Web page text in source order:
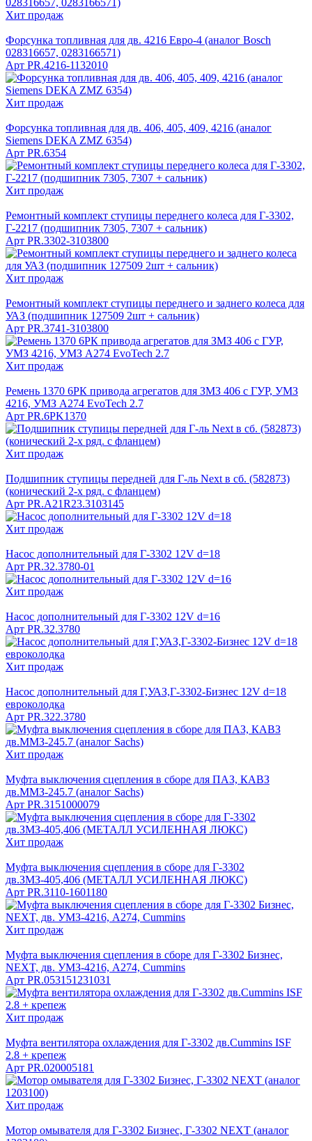
Хит продаж
Форсунка топливная для дв. 4216 Евро-4 (аналог Bosch
028316657, 0283166571)
Арт PR.4216-1132010
Хит продаж
Форсунка топливная для дв. 406, 405, 409, 4216 (аналог
Siemens DEKA ZMZ 6354)
Арт PR.6354
Хит продаж
Ремонтный комплект ступицы переднего колеса для Г-3302,
Г-2217 (подшипник 7305, 7307 + сальник)
Арт PR.3302-3103800
Хит продаж
Ремонтный комплект ступицы переднего и заднего колеса для
УАЗ (подшипник 127509 2шт + сальник)
Арт PR.3741-3103800
Хит продаж
Ремень 1370 6PК привода агрегатов для ЗМЗ 406 c ГУP, УМЗ
4216, УМЗ A274 EvoTech 2.7
Арт PR.6PK1370
Хит продаж
Подшипник ступицы передней для Г-ль Next в сб. (582873)
(конический 2-х ряд. с фланцем)
Арт PR.A21R23.3103145
Хит продаж
Насос дополнительный для Г-3302 12V d=18
Арт PR.32.3780-01
Хит продаж
Насос дополнительный для Г-3302 12V d=16
Арт PR.32.3780
Хит продаж
Насос дополнительный для Г,УАЗ,Г-3302-Бизнес 12V d=18
евроколодка
Арт PR.322.3780
Хит продаж
Муфта выключения сцепления в сборе для ПАЗ, КАВЗ
дв.ММЗ-245.7 (аналог Sachs)
Арт PR.3151000079
Хит продаж
Муфта выключения сцепления в сборе для Г-3302
дв.ЗМЗ-405,406 (МЕТАЛЛ УСИЛЕННАЯ ЛЮКС)
Арт PR.3110-1601180
Хит продаж
Муфта выключения сцепления в сборе для Г-3302 Бизнес,
NEXT, дв. УМЗ-4216, А274, Cummins
Арт PR.053151231031
Хит продаж
Муфта вентилятора охлаждения для Г-3302 дв.Cummins ISF
2.8 + крепеж
Арт PR.020005181
Хит продаж
Мотор омывателя для Г-3302 Бизнес, Г-3302 NEXT (аналог